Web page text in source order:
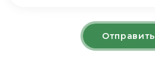
Отправить